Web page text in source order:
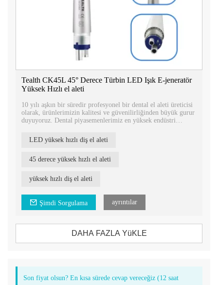
Tealth CK45L 45° Derece Türbin LED Işık E-jeneratör
Yüksek Hızlı el aleti
10 yılı aşkın bir süredir profesyonel bir dental el aleti üreticisi
olarak, ürünlerimizin kalitesi ve güvenilirliğinden büyük gurur
duyuyoruz. Dental piyasemenlerimiz en yüksek endüstri
sertifikalarıyla desteklenmektedir.
LED yüksek hızlı diş el aleti
45 derece yüksek hızlı el aleti
yüksek hızlı diş el aleti
Şimdi Sorgulama ayrıntılar
DAHA FAZLA YüKLE
Son fiyat olsun? En kısa sürede cevap vereceğiz (12 saat